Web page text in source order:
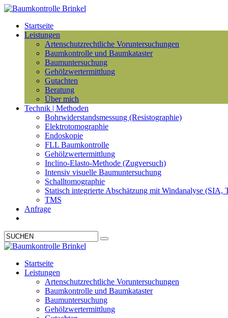
Startseite
Leistungen
Artenschutzrechtliche Voruntersuchungen
Baumkontrolle und Baumkataster
Baumuntersuchung
Gehölzwertermittlung
Gutachten
Beratung
Über mich
Technik | Methoden
Bohrwiderstandsmessung (Resistographie)
Elektrotomographie
Endoskopie
FLL Baumkontrolle
Gehölzwertermittlung
Inclino-Elasto-Methode (Zugversuch)
Intensiv visuelle Baumuntersuchung
Schalltomographie
Statisch integrierte Abschätzung mit Windanalyse (SIA,
TMS
Anfrage
Startseite
Leistungen
Artenschutzrechtliche Voruntersuchungen
Baumkontrolle und Baumkataster
Baumuntersuchung
Gehölzwertermittlung